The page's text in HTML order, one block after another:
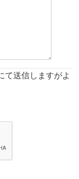
て送信しますがよ